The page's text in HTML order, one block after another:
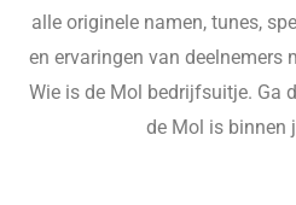
alle originele namen, tunes,
en ervaringen van deelnemers
Wie is de Mol bedrijfsuitje. Ga
de Mol is binnen